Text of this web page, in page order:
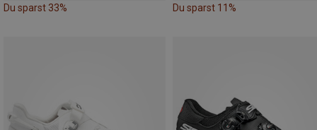
Du sparst 33% Du sparst 11%